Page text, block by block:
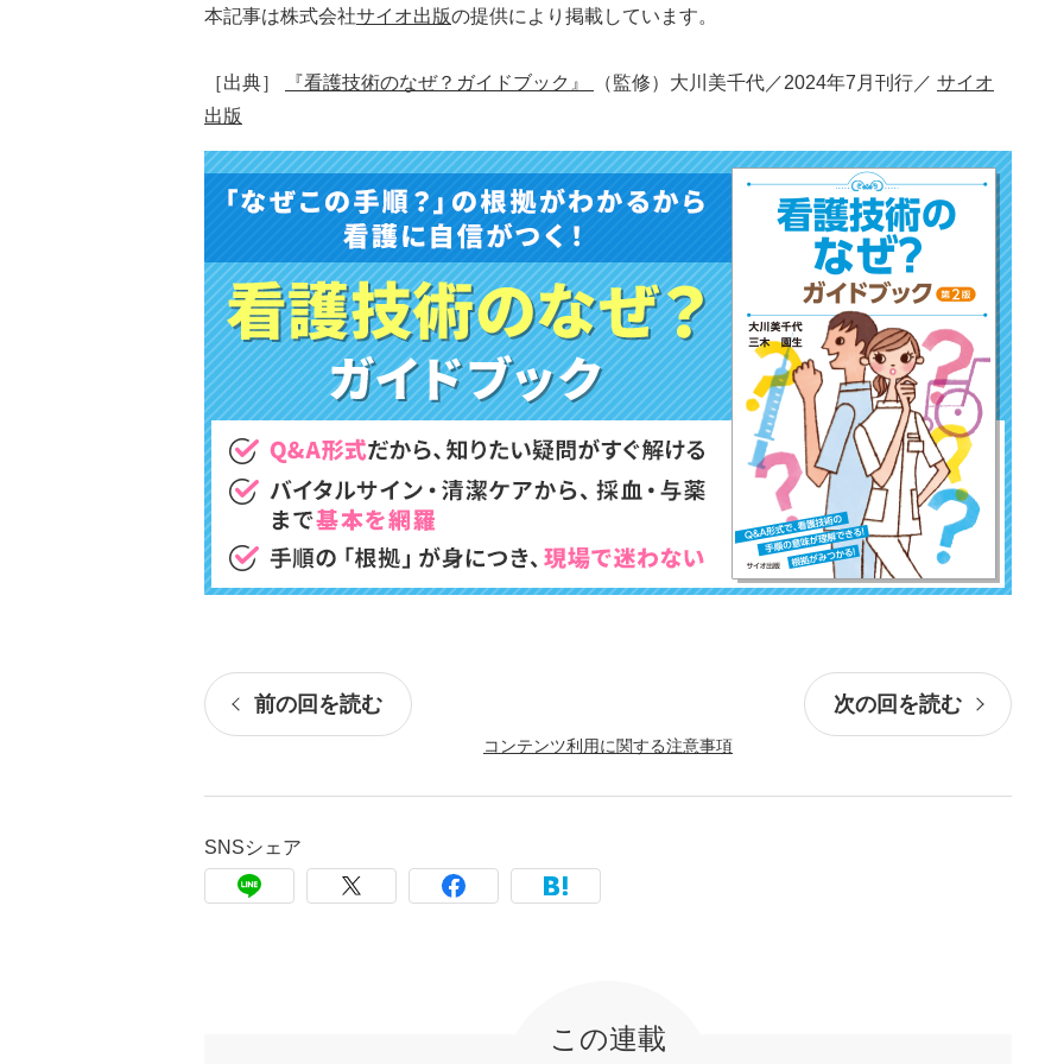
本記事は株式会社サイオ出版の提供により掲載しています。
［出典］ 『看護技術のなぜ？ガイドブック』 （監修）大川美千代／2024年7月刊行／ サイオ
出版
前の回を読む 次の回を読む
コンテンツ利用に関する注意事項
SNSシェア
この連載